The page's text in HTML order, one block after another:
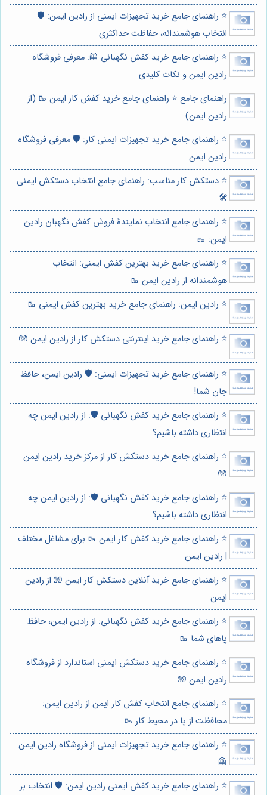
⭐️ راهنمای جامع خرید تجهیزات ایمنی از رادین ایمن: 🛡️
انتخاب هوشمندانه، حفاظت حداکثری
⭐️ راهنمای جامع خرید کفش نگهبانی 🦺: معرفی فروشگاه
رادین ایمن و نکات کلیدی
راهنمای جامع ⭐️ راهنمای جامع خرید کفش کار ایمن 🥾 (از
رادین ایمن)
⭐️ راهنمای جامع خرید تجهیزات ایمنی کار: 🛡️ معرفی فروشگاه
رادین ایمن
⭐️ دستکش کار مناسب: راهنمای جامع انتخاب دستکش ایمنی
🛠️
⭐️ راهنمای جامع انتخاب نمایندۀ فروش کفش نگهبان رادین
ایمن: 👞
⭐️ راهنمای جامع خرید بهترین کفش ایمنی: انتخاب
هوشمندانه از رادین ایمن 🥾
⭐️ رادین ایمن: راهنمای جامع خرید بهترین کفش ایمنی 🥾
⭐️ راهنمای جامع خرید اینترنتی دستکش کار از رادین ایمن 🧤
⭐️ راهنمای جامع خرید تجهیزات ایمنی: 🛡️ رادین ایمن، حافظ
جان شما!
⭐️ راهنمای جامع خرید کفش نگهبانی 🛡️: از رادین ایمن چه
انتظاری داشته باشیم؟
⭐️ راهنمای جامع خرید دستکش کار از مرکز خرید رادین ایمن
🧤
⭐️ راهنمای جامع خرید کفش نگهبانی 🛡️: از رادین ایمن چه
انتظاری داشته باشیم؟
⭐️ راهنمای جامع خرید کفش کار ایمن 🥾 برای مشاغل مختلف
| رادین ایمن
⭐️ راهنمای جامع خرید آنلاین دستکش کار ایمن 🧤 از رادین
ایمن
⭐️ راهنمای جامع خرید کفش نگهبانی: از رادین ایمن، حافظ
پاهای شما 🥾
⭐️ راهنمای جامع خرید دستکش ایمنی استاندارد از فروشگاه
رادین ایمن 🧤
⭐️ راهنمای جامع انتخاب کفش کار ایمن از رادین ایمن:
محافظت از پا در محیط کار 🥾
⭐️ راهنمای جامع خرید تجهیزات ایمنی از فروشگاه رادین ایمن
🦺
⭐️ راهنمای جامع خرید کفش ایمنی رادین ایمن: 🛡️ انتخاب بر